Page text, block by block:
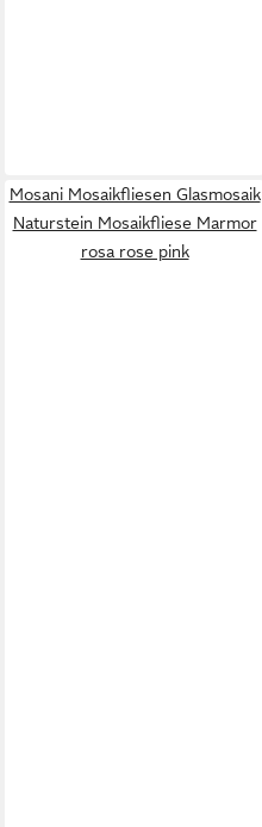
Mosani Mosaikfliesen Glasmosaik
Naturstein Mosaikfliese Marmor
rosa rose pink